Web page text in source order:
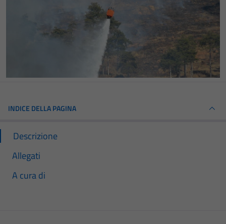
INDICE DELLA PAGINA
Descrizione
Allegati
A cura di